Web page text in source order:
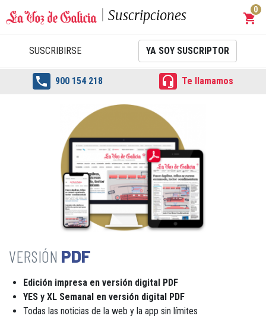
Suscripciones shopping_cart
0
SUSCRIBIRSE YA SOY SUSCRIPTOR
 900 154 218  Te llamamos
PDF
Edición impresa en versión digital PDF
YES y XL Semanal en versión digital PDF
Todas las noticias de la web y la app sin límites